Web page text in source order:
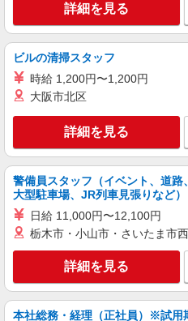
正社員
株式会社サポートジャパン
簡単な作動調整
時給 1,500円
315,000円 （定
給制の正社員
大阪府大阪
キープ
正社員
株式会社サポートジャパン
部品の組立
294,000円 （定時
給制の正社員
大阪府大阪
詳細を見る
ビルの清掃スタッフ
時給 1,200円〜1,200円
大阪市北区
詳細を見る
警備員スタッフ（イベント、道路
大型駐車場、JR列車見張りなど）
日給 11,000円〜12,100円
栃木市・小山市・さいたま市
詳細を見る
本社総務・経理（正社員）※試用